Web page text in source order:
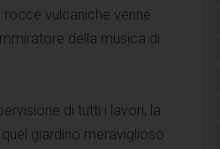
vulcaniche venne
della musica di
di tutti i lavori, la
giardino meraviglioso